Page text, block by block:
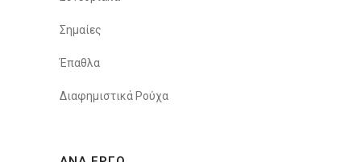
Σημαίες
Έπαθλα
Διαφημιστικά Ρούχα